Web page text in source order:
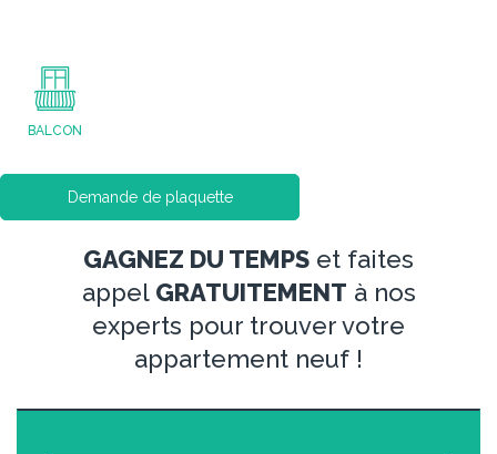
BALCON
Demande de plaquette
GAGNEZ DU TEMPS et faites
appel GRATUITEMENT à nos
experts pour trouver votre
appartement neuf !